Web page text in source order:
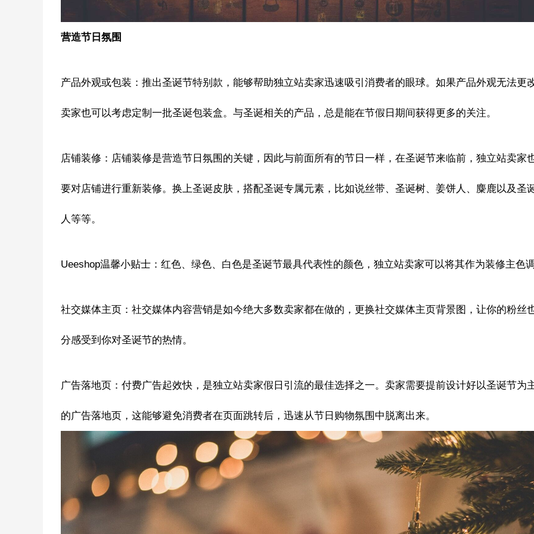
营造节日氛围
产品外观或包装：推出圣诞节特别款，能够帮助独立站卖家迅速吸引消费者的眼球。如果产品外观无法更
卖家也可以考虑定制一批圣诞包装盒。与圣诞相关的产品，总是能在节假日期间获得更多的关注。
店铺装修：店铺装修是营造节日氛围的关键，因此与前面所有的节日一样，在圣诞节来临前，独立站卖家
要对店铺进行重新装修。换上圣诞皮肤，搭配圣诞专属元素，比如说丝带、圣诞树、姜饼人、麋鹿以及圣
人等等。
Ueeshop温馨小贴士：红色、绿色、白色是圣诞节最具代表性的颜色，独立站卖家可以将其作为装修主色调
社交媒体主页：社交媒体内容营销是如今绝大多数卖家都在做的，更换社交媒体主页背景图，让你的粉丝
分感受到你对圣诞节的热情。
广告落地页：付费广告起效快，是独立站卖家假日引流的最佳选择之一。卖家需要提前设计好以圣诞节为
的广告落地页，这能够避免消费者在页面跳转后，迅速从节日购物氛围中脱离出来。